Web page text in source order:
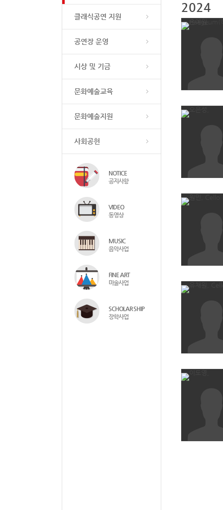
클래식공연 지원
공연장 운영
시상 및 기금
문화예술교육
문화예술지원
사회공헌
NOTICE
공지사항
VIDEO
동영상
MUSIC
음악사업
FINE ART
미술사업
SCHOLAR SHIP
장학사업
2024